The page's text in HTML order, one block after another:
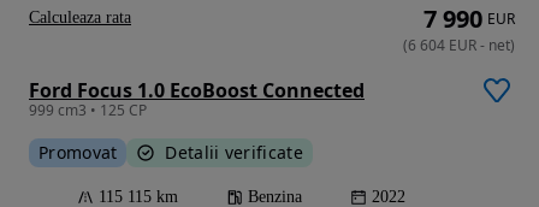
Ford Focus 1.0 EcoBoost Connected
999 cm3 • 125 CP
Promovat Detalii verificate
115 115 km Benzina 2022
7 990 EUR
(6 604 EUR- net)
Calculeaza rata